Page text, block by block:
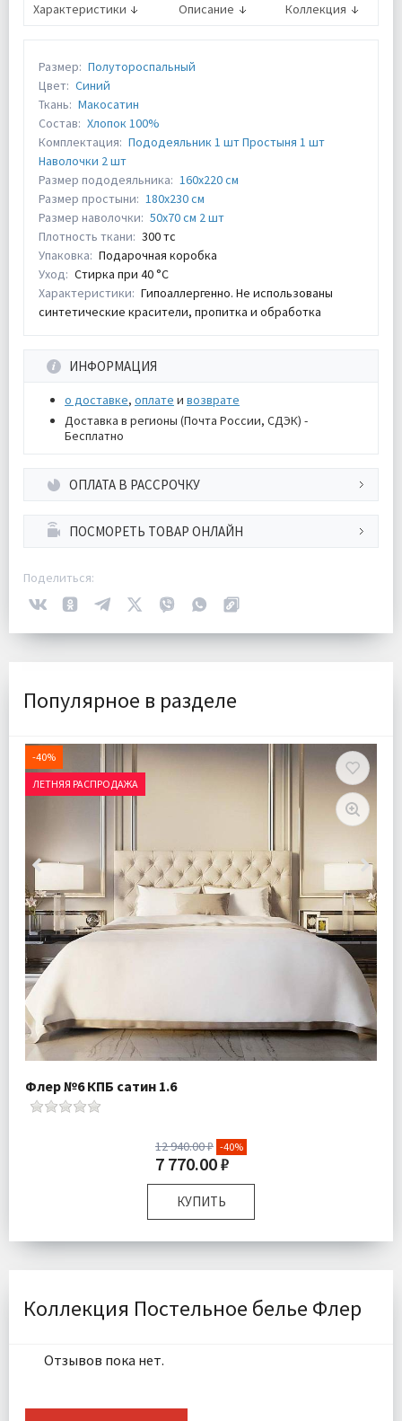
Характеристики Описание Коллекция
Размер: Полутороспальный
Цвет: Синий
Ткань: Макосатин
Состав: Хлопок 100%
Комплектация: Пододеяльник 1 шт Простыня 1 шт
Наволочки 2 шт
Размер пододеяльника: 160х220 см
Размер простыни: 180х230 см
Размер наволочки: 50х70 см 2 шт
Плотность ткани: 300 тс
Упаковка: Подарочная коробка
Уход: Стирка при 40 °С
Характеристики: Гипоаллергенно. Не использованы
синтетические красители, пропитка и обработка
ИНФОРМАЦИЯ
о доставке, оплате и возврате
Доставка в регионы (Почта России, СДЭК) -
Бесплатно
ОПЛАТА В РАССРОЧКУ
ПОСМОРЕТЬ ТОВАР ОНЛАЙН
Поделиться:
Популярное в разделе
-40%
ЛЕТНЯЯ РАСПРОДАЖА
Флер №6 КПБ сатин 1.6
12 940.00 ₽ -40%
7 770.00 ₽
КУПИТЬ
Размер:
Полутороспальный
Ткань:
Макосатин
Доставка:
Бесплатно
Коллекция Постельное белье Флер
Отзывов пока нет.